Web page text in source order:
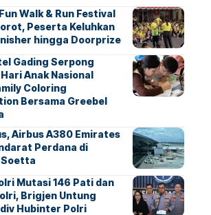
Walk & Run Festival
Peserta Keluhkan
hingga Doorprize
Gading Serpong
Anak Nasional
Coloring
Bersama Greebel
Airbus A380 Emirates
Perdana di
Mutasi 146 Pati dan
Brigjen Untung
Hubinter Polri